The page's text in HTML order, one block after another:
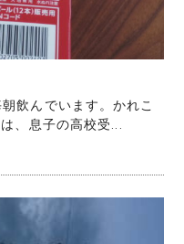
飲んでいます。かれこ
、息子の高校受...